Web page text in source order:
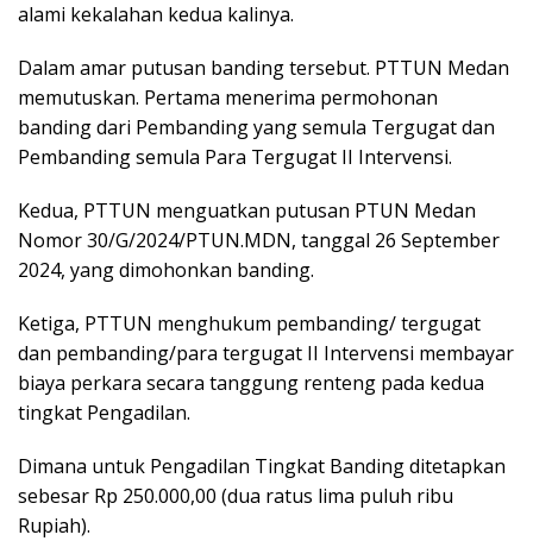
alami kekalahan kedua kalinya.
Dalam amar putusan banding tersebut. PTTUN Medan
memutuskan. Pertama menerima permohonan
banding dari Pembanding yang semula Tergugat dan
Pembanding semula Para Tergugat II Intervensi.
Kedua, PTTUN menguatkan putusan PTUN Medan
Nomor 30/G/2024/PTUN.MDN, tanggal 26 September
2024, yang dimohonkan banding.
Ketiga, PTTUN menghukum pembanding/ tergugat
dan pembanding/para tergugat II Intervensi membayar
biaya perkara secara tanggung renteng pada kedua
tingkat Pengadilan.
Dimana untuk Pengadilan Tingkat Banding ditetapkan
sebesar Rp 250.000,00 (dua ratus lima puluh ribu
Rupiah).